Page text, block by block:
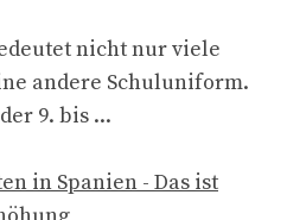
nicht nur viele
andere Schuluniform.
9. bis ...